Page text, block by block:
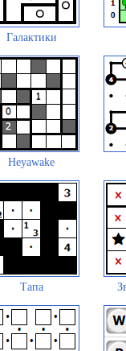
Галактики
Heyawake
Тапа